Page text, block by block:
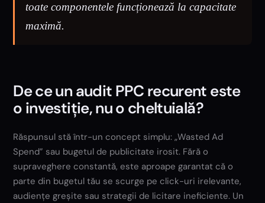
toate componentele funcționează la capacitate
maximă.
De ce un audit PPC recurent este
o investiție, nu o cheltuială?
Răspunsul stă într-un concept simplu: „Wasted Ad
Spend” sau bugetul de publicitate irosit. Fără o
supraveghere constantă, este aproape garantat că o
parte din bugetul tău se scurge pe click-uri irelevante,
audiențe greșite sau strategii de licitare ineficiente. Un